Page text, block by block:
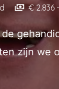
€ 2.836
zijn we